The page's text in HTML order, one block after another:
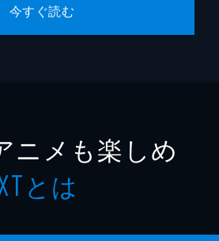
今すぐ読む
ニメも楽しめ
とは